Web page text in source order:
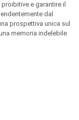
e garantire il
dal
prospettiva unica sul
memoria indelebile